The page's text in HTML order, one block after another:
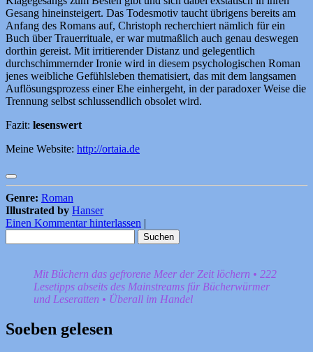
Gesang hineinsteigert. Das Todesmotiv taucht übrigens bereits am
Anfang des Romans auf, Christoph recherchiert nämlich für ein
Buch über Trauerrituale, er war mutmaßlich auch genau deswegen
dorthin gereist. Mit irritierender Distanz und gelegentlich
durchschimmernder Ironie wird in diesem psychologischen Roman
jenes weibliche Gefühlsleben thematisiert, das mit dem langsamen
Auflösungsprozess einer Ehe einhergeht, in der paradoxer Weise die
Trennung selbst schlussendlich obsolet wird.
Fazit: lesenswert
Meine Website: http://ortaia.de
Genre: Roman
Illustrated by Hanser
Einen Kommentar hinterlassen
nach:
Mit Büchern das gefrorene Meer der Zeit löchern • 222
Lesetipps abseits des Mainstreams für Bücherwürmer
und Leseratten • Überall im Handel
Soeben gelesen